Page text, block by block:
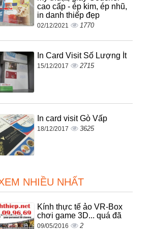
cao cấp - ép kim, ép nhũ,
in danh thiếp đẹp
02/12/2021 1770
In Card Visit Số Lượng Ít
15/12/2017 2715
In card visit Gò Vấp
18/12/2017 3625
NHIỀU NHẤT
Kính thực tế ảo VR-Box
chơi game 3D... quá đã
09/05/2016 2